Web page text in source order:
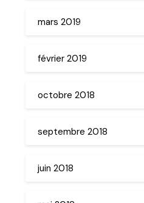
mars 2019
février 2019
octobre 2018
septembre 2018
juin 2018